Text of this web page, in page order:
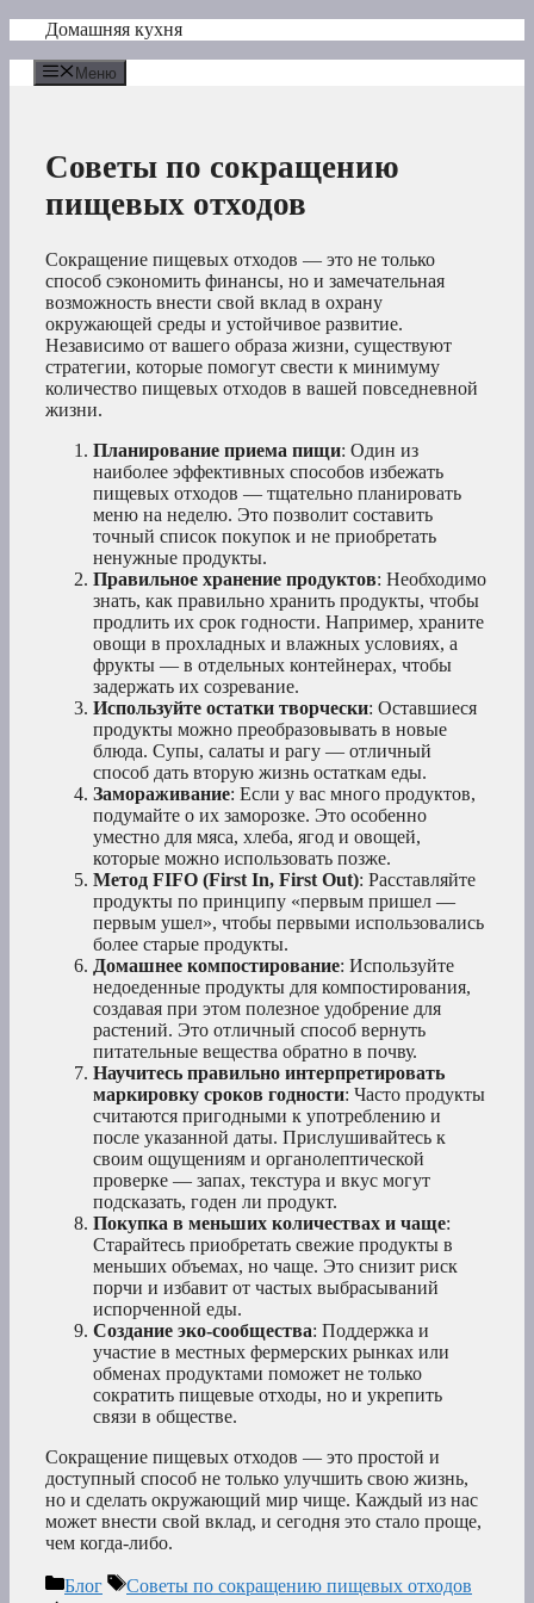
Перейти
содержимому
Домашняя кухня
Меню
Советы по сокращению
пищевых отходов
Сокращение пищевых отходов — это не только
способ сэкономить финансы, но и замечательная
возможность внести свой вклад в охрану
окружающей среды и устойчивое развитие.
Независимо от вашего образа жизни, существуют
стратегии, которые помогут свести к минимуму
количество пищевых отходов в вашей повседневной
жизни.
Планирование приема пищи: Один из
наиболее эффективных способов избежать
пищевых отходов — тщательно планировать
меню на неделю. Это позволит составить
точный список покупок и не приобретать
ненужные продукты.
Правильное хранение продуктов: Необходимо
знать, как правильно хранить продукты, чтобы
продлить их срок годности. Например, храните
овощи в прохладных и влажных условиях, а
фрукты — в отдельных контейнерах, чтобы
задержать их созревание.
Используйте остатки творчески: Оставшиеся
продукты можно преобразовывать в новые
блюда. Супы, салаты и рагу — отличный
способ дать вторую жизнь остаткам еды.
Замораживание: Если у вас много продуктов,
подумайте о их заморозке. Это особенно
уместно для мяса, хлеба, ягод и овощей,
которые можно использовать позже.
Метод FIFO (First In, First Out): Расставляйте
продукты по принципу «первым пришел —
первым ушел», чтобы первыми использовались
более старые продукты.
Домашнее компостирование: Используйте
недоеденные продукты для компостирования,
создавая при этом полезное удобрение для
растений. Это отличный способ вернуть
питательные вещества обратно в почву.
Научитесь правильно интерпретировать
маркировку сроков годности: Часто продукты
считаются пригодными к употреблению и
после указанной даты. Прислушивайтесь к
своим ощущениям и органолептической
проверке — запах, текстура и вкус могут
подсказать, годен ли продукт.
Покупка в меньших количествах и чаще:
Старайтесь приобретать свежие продукты в
меньших объемах, но чаще. Это снизит риск
порчи и избавит от частых выбрасываний
испорченной еды.
Создание эко-сообщества: Поддержка и
участие в местных фермерских рынках или
обменах продуктами поможет не только
сократить пищевые отходы, но и укрепить
связи в обществе.
Сокращение пищевых отходов — это простой и
доступный способ не только улучшить свою жизнь,
но и сделать окружающий мир чище. Каждый из нас
может внести свой вклад, и сегодня это стало проще,
чем когда-либо.
Рубрики
Блог Метки
Советы по сокращению пищевых отходов